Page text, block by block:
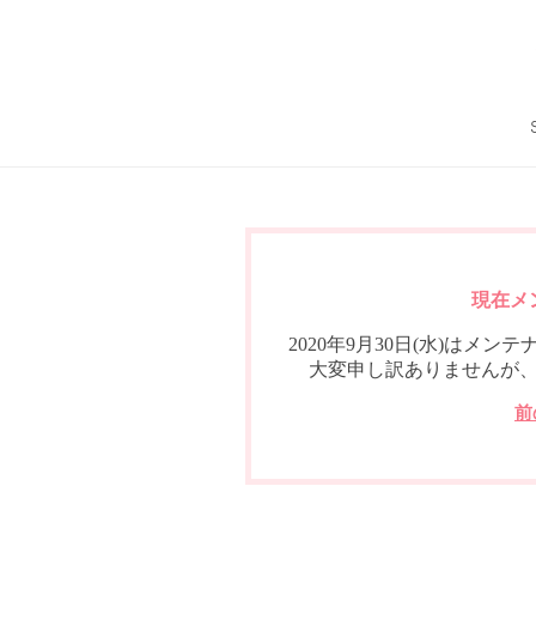
現在メ
2020年9月30日(水)はメンテ
大変申し訳ありませんが
前